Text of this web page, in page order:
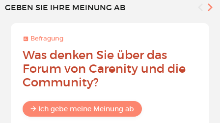
GEBEN SIE IHRE MEINUNG AB
Befragung
Was denken Sie über das
Forum von Carenity und die
Community?
Ich gebe meine Meinung ab